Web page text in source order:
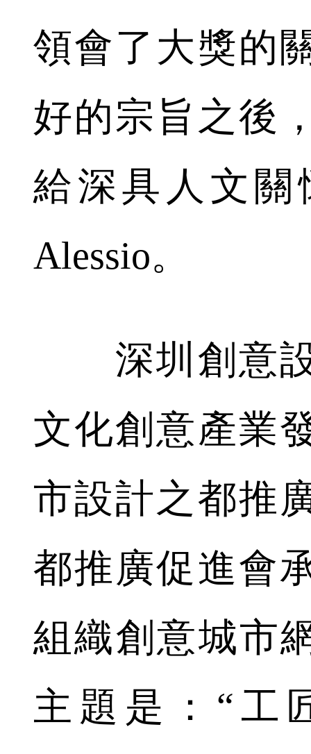
領會了大獎的
好的宗旨之後
給深具人文關
Alessio。
深圳創意設
文化創意產業
市設計之都推
都推廣促進會
組織創意城市
主題是：“工